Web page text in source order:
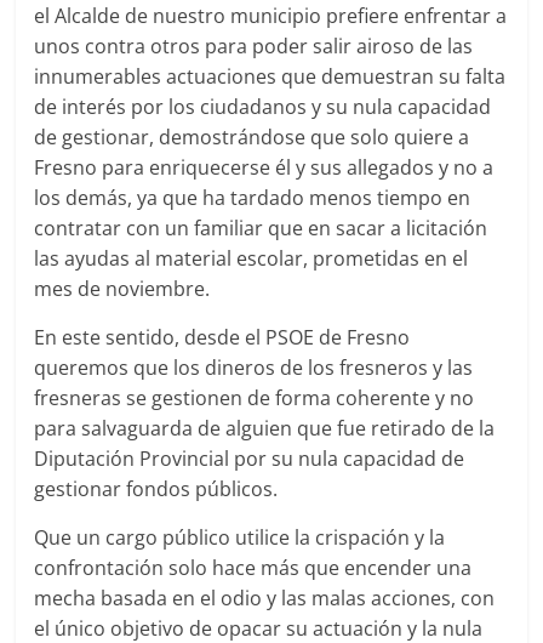
el Alcalde de nuestro municipio prefiere enfrentar a
unos contra otros para poder salir airoso de las
innumerables actuaciones que demuestran su falta
de interés por los ciudadanos y su nula capacidad
de gestionar, demostrándose que solo quiere a
Fresno para enriquecerse él y sus allegados y no a
los demás, ya que ha tardado menos tiempo en
contratar con un familiar que en sacar a licitación
las ayudas al material escolar, prometidas en el
mes de noviembre.
En este sentido, desde el PSOE de Fresno
queremos que los dineros de los fresneros y las
fresneras se gestionen de forma coherente y no
para salvaguarda de alguien que fue retirado de la
Diputación Provincial por su nula capacidad de
gestionar fondos públicos.
Que un cargo público utilice la crispación y la
confrontación solo hace más que encender una
mecha basada en el odio y las malas acciones, con
el único objetivo de opacar su actuación y la nula